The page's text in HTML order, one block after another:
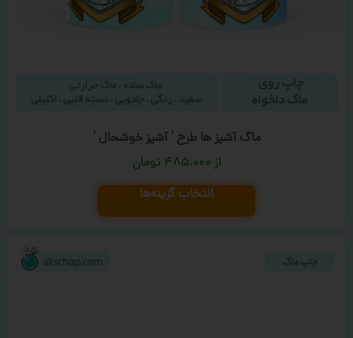
ماگ آشپز ها طرح ‘ آشپز خوشحال ‘
۴۸۵,۰۰۰ تومان
انتخاب گزینه‌ها